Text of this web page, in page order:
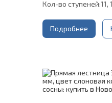
Кол-во ступеней:11,
Угол наклона:39°
Ширина марша:
Глубина ступени:
Цвет каркаса:
Срок гарантии (на
Подробнее